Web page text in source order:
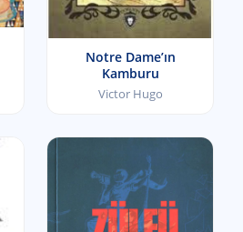
Notre Dame’ın
Kamburu
Victor Hugo